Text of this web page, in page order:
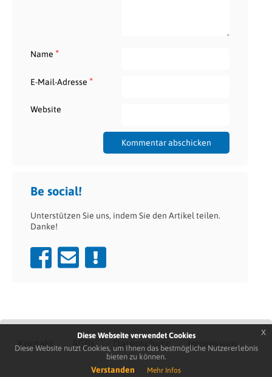
Name *
E-Mail-Adresse *
Website
Be social!
Unterstützen Sie uns, indem Sie den Artikel teilen.
Danke!
Kontakt AGBs Datenschutz Impressum
Diese Webseite verwendet Cookies
Diese Website nutzt Cookies, um Ihnen das bestmögliche Nutzererlebnis
bieten zu können.
Verstanden Mehr Infos
x